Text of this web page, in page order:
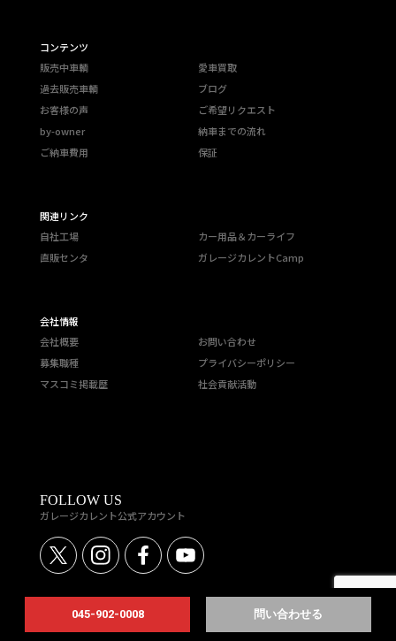
045-902-0008 問い合わせる
コンテンツ
販売中車輌
愛車買取
過去販売車輌
ブログ
お客様の声
ご希望リクエスト
by-owner
納車までの流れ
ご納車費用
保証
関連リンク
自社工場
カー用品＆カーライフ
直販センタ
ガレージカレントCamp
会社情報
会社概要
お問い合わせ
募集職種
プライバシーポリシー
マスコミ掲載歴
社会貢献活動
FOLLOW US
ガレージカレント公式アカウント
COPYRIGHT © CURRENT MOTOR Corporation ALL RIGHTS RESERVED.